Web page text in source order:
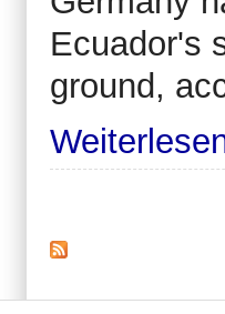
Ecuador's
ground,